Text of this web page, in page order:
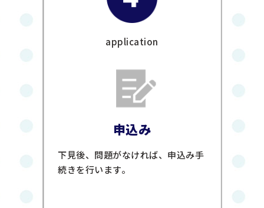
application
申込み
下見後、問題がなければ、申込み手
続きを行います。